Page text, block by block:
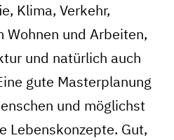
Klima, Verkehr,
Wohnen und Arbeiten,
und natürlich auch
gute Masterplanung
und möglichst
Lebenskonzepte. Gut,